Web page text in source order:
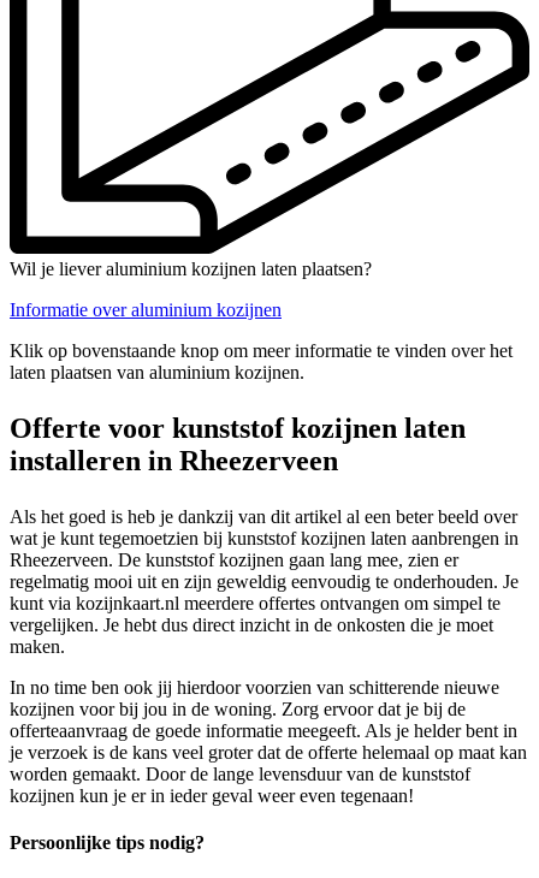
Wil je liever aluminium kozijnen laten plaatsen?
Informatie over aluminium kozijnen
Klik op bovenstaande knop om meer informatie te vinden over het
laten plaatsen van aluminium kozijnen.
Offerte voor kunststof kozijnen laten
installeren in Rheezerveen
Als het goed is heb je dankzij van dit artikel al een beter beeld over
wat je kunt tegemoetzien bij kunststof kozijnen laten aanbrengen in
Rheezerveen. De kunststof kozijnen gaan lang mee, zien er
regelmatig mooi uit en zijn geweldig eenvoudig te onderhouden. Je
kunt via kozijnkaart.nl meerdere offertes ontvangen om simpel te
vergelijken. Je hebt dus direct inzicht in de onkosten die je moet
maken.
In no time ben ook jij hierdoor voorzien van schitterende nieuwe
kozijnen voor bij jou in de woning. Zorg ervoor dat je bij de
offerteaanvraag de goede informatie meegeeft. Als je helder bent in
je verzoek is de kans veel groter dat de offerte helemaal op maat kan
worden gemaakt. Door de lange levensduur van de kunststof
kozijnen kun je er in ieder geval weer even tegenaan!
Persoonlijke tips nodig?